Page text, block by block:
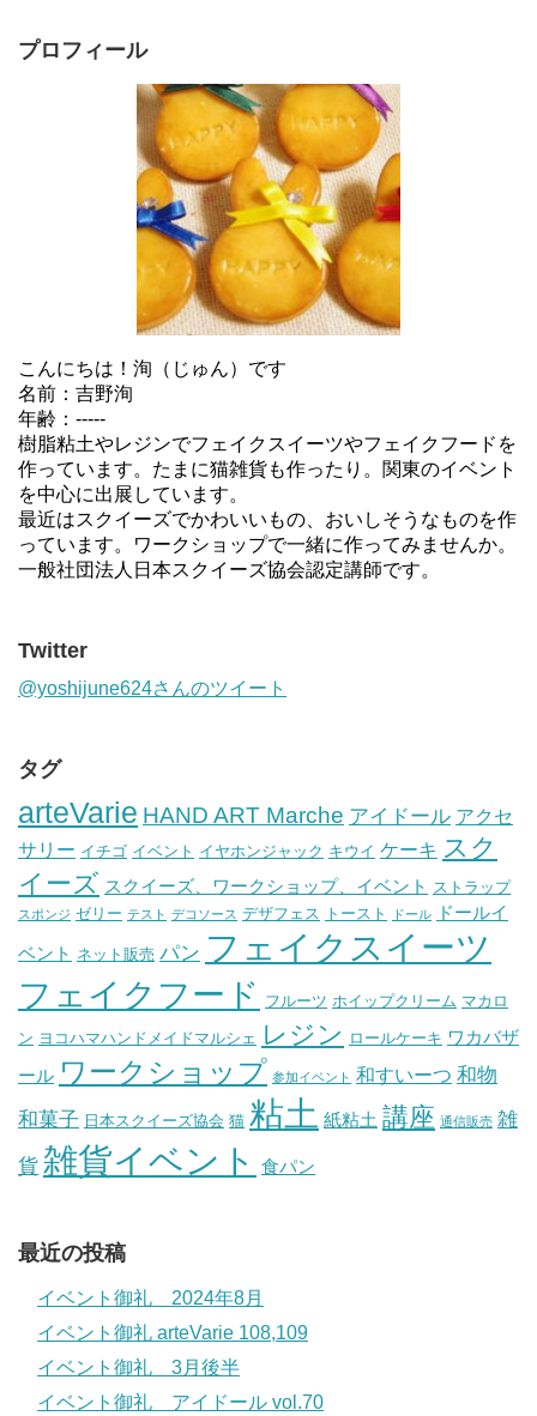
プロフィール
こんにちは！洵（じゅん）です
名前：吉野洵
年齢：-----
樹脂粘土やレジンでフェイクスイーツやフェイクフードを
作っています。たまに猫雑貨も作ったり。関東のイベント
を中心に出展しています。
最近はスクイーズでかわいいもの、おいしそうなものを作
っています。ワークショップで一緒に作ってみませんか。
一般社団法人日本スクイーズ協会認定講師です。
Twitter
@yoshijune624さんのツイート
タグ
arteVarie HAND ART Marche アイドール アクセ
サリー イチゴ イベント イヤホンジャック キウイ ケーキ スク
イーズ スクイーズ、ワークショップ、イベント ストラップ
スポンジ ゼリー テスト デコソース デザフェス トースト ドール ドールイ
ベント ネット販売 パン フェイクスイーツ
フェイクフード フルーツ ホイップクリーム マカロ
ン ヨコハマハンドメイドマルシェ レジン ロールケーキ ワカバザ
ール ワークショップ 参加イベント 和すいーつ 和物
和菓子 日本スクイーズ協会 猫 粘土 紙粘土 講座 通信販売 雑
貨 雑貨イベント 食パン
最近の投稿
イベント御礼 2024年8月
イベント御礼 arteVarie 108,109
イベント御礼 3月後半
イベント御礼 アイドール vol.70